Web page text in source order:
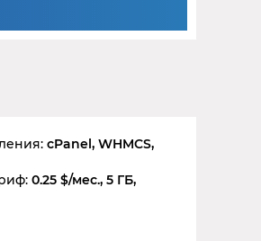
cPanel, WHMCS,
0.25 $/мес., 5 ГБ,